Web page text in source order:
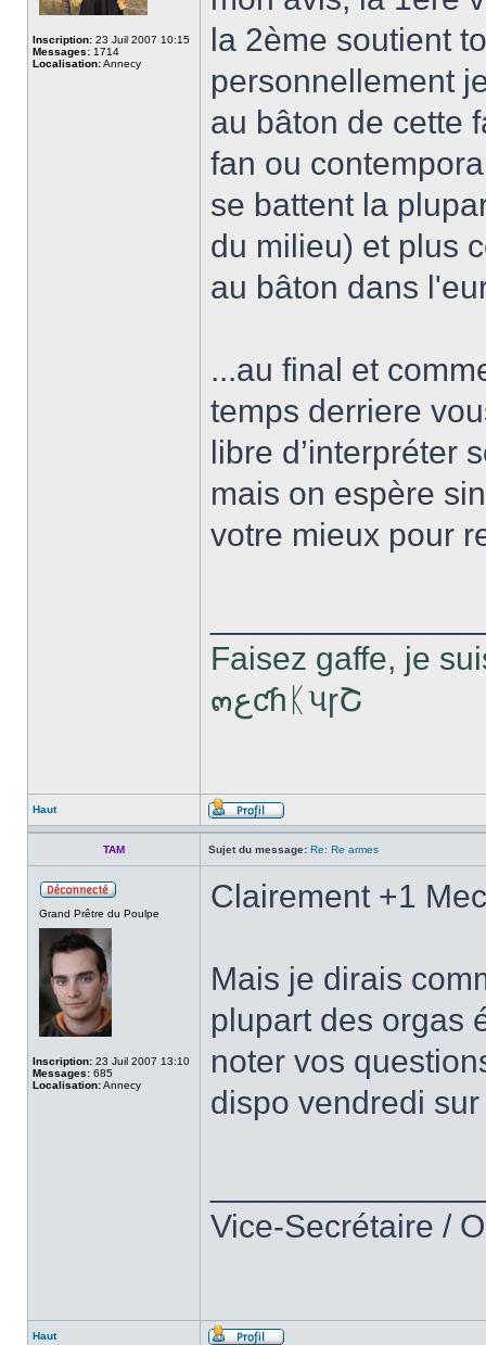
Inscription: 23 Juil 2007 10:15
Messages: 1714
Localisation:Annecy
la 2ème soutient
personnellement
au bâton de cette
fan ou
se battent la
du milieu) et plus
au bâton dans
...au final et
temps derriere
libre d’interpréter
mais on espère
votre mieux pour
Faisez gaffe, je
๓ﻉƈɦᛕપɼՇ
Haut
TAM Sujet du message: Re: Re armes
Grand Prêtre du Poulpe
Inscription: 23 Juil 2007 13:10
Messages: 685
Localisation:Annecy
Clairement +1
Mais je dirais
plupart des orgas
noter vos
dispo vendredi
Vice-Secrétaire /
Haut